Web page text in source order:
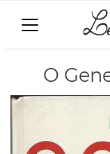
O